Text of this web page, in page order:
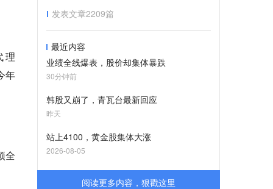
理
年
全
发表文章2209篇
最近内容
业绩全线爆表，股价却集体暴跌
30分钟前
韩股又崩了，青瓦台最新回应
昨天
站上4100，黄金股集体大涨
2026-08-05
阅读更多内容，狠戳这里